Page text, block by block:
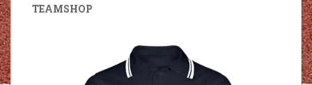
TEAMSHOP